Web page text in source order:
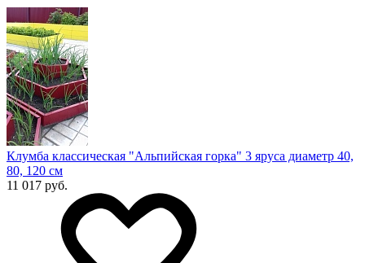
Клумба классическая "Альпийская горка" 3 яруса диаметр 40,
80, 120 см
11 017 руб.